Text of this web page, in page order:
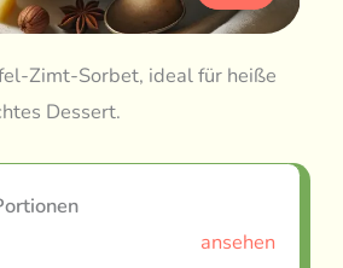
Zimt-Sorbet, ideal für heiße
Dessert.
ansehen